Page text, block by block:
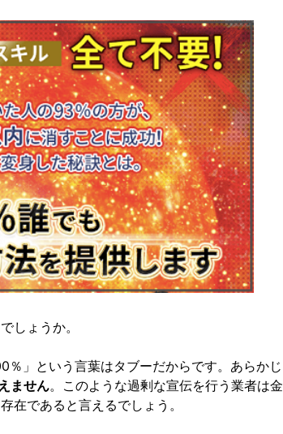
しょうか。
％」という言葉はタブーだからです。あらかじ
ません。このような過剰な宣伝を行う業者は金
在であると言えるでしょう。